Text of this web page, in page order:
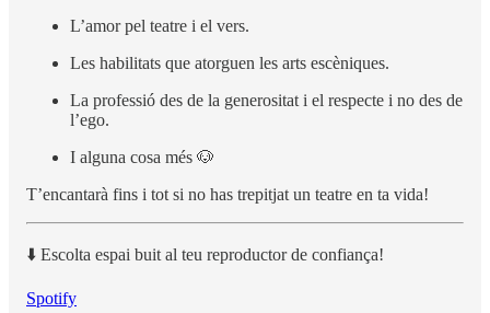
L’amor pel teatre i el vers.
Les habilitats que atorguen les arts escèniques.
La professió des de la generositat i el respecte i no des de
l’ego.
I alguna cosa més 🐶
T’encantarà fins i tot si no has trepitjat un teatre en ta vida!
⬇️ Escolta espai buit al teu reproductor de confiança!
Spotify